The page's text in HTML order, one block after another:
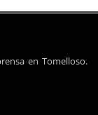
en Tomelloso.